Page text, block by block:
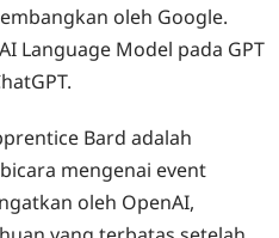
oleh Google.
Language Model pada GPT
Bard adalah
mengenai event
oleh OpenAI,